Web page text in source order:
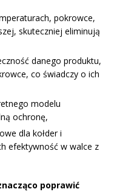
pokrowce,
skuteczniej eliminują
danego produktu,
co świadczy o ich
modelu
ochronę,
dla kołder i
efektywność w walce z
poprawić